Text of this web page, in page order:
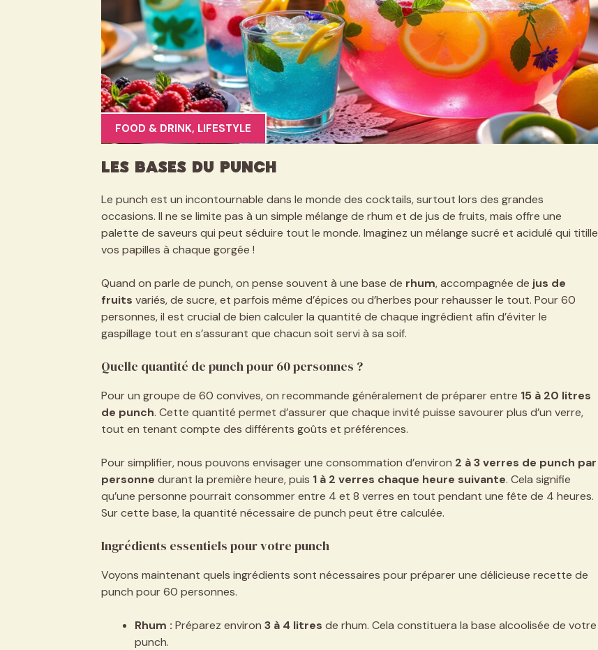
FOOD & DRINK, LIFESTYLE
Les bases du punch
Le punch est un incontournable dans le monde des cocktails, surtout lors des grandes
occasions. Il ne se limite pas à un simple mélange de rhum et de jus de fruits, mais offre une
palette de saveurs qui peut séduire tout le monde. Imaginez un mélange sucré et acidulé qui titille
vos papilles à chaque gorgée !
Quand on parle de punch, on pense souvent à une base de rhum, accompagnée de jus de
fruits variés, de sucre, et parfois même d’épices ou d’herbes pour rehausser le tout. Pour 60
personnes, il est crucial de bien calculer la quantité de chaque ingrédient afin d’éviter le
gaspillage tout en s’assurant que chacun soit servi à sa soif.
Quelle quantité de punch pour 60 personnes ?
Pour un groupe de 60 convives, on recommande généralement de préparer entre 15 à 20 litres
de punch. Cette quantité permet d’assurer que chaque invité puisse savourer plus d’un verre,
tout en tenant compte des différents goûts et préférences.
Pour simplifier, nous pouvons envisager une consommation d’environ 2 à 3 verres de punch par
personne durant la première heure, puis 1 à 2 verres chaque heure suivante. Cela signifie
qu’une personne pourrait consommer entre 4 et 8 verres en tout pendant une fête de 4 heures.
Sur cette base, la quantité nécessaire de punch peut être calculée.
Ingrédients essentiels pour votre punch
Voyons maintenant quels ingrédients sont nécessaires pour préparer une délicieuse recette de
punch pour 60 personnes.
Rhum : Préparez environ 3 à 4 litres de rhum. Cela constituera la base alcoolisée de votre
punch.